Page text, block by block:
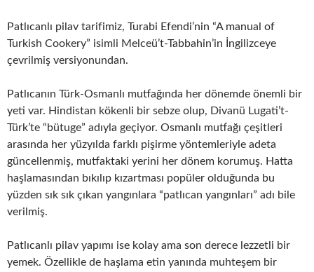
Patlıcanlı pilav tarifimiz, Turabi Efendi’nin “A manual of
Turkish Cookery” isimli Melceü’t-Tabbahin’in İngilizceye
çevrilmiş versiyonundan.
Patlıcanın Türk-Osmanlı mutfağında her dönemde önemli bir
yeti var. Hindistan kökenli bir sebze olup, Divanü Lugati’t-
Türk’te “bütuge” adıyla geçiyor. Osmanlı mutfağı çeşitleri
arasında her yüzyılda farklı pişirme yöntemleriyle adeta
güncellenmiş, mutfaktaki yerini her dönem korumuş. Hatta
haşlamasından bıkılıp kızartması popüler olduğunda bu
yüzden sık sık çıkan yangınlara “patlıcan yangınları” adı bile
verilmiş.
Patlıcanlı pilav yapımı ise kolay ama son derece lezzetli bir
yemek. Özellikle de haşlama etin yanında muhteşem bir